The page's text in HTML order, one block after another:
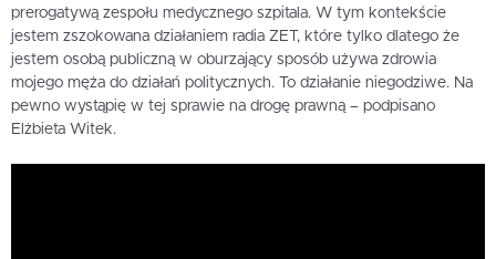
prerogatywą zespołu medycznego szpitala. W tym kontekście
jestem zszokowana działaniem radia ZET, które tylko dlatego że
jestem osobą publiczną w oburzający sposób używa zdrowia
mojego męża do działań politycznych. To działanie niegodziwe. Na
pewno wystąpię w tej sprawie na drogę prawną – podpisano
Elżbieta Witek.